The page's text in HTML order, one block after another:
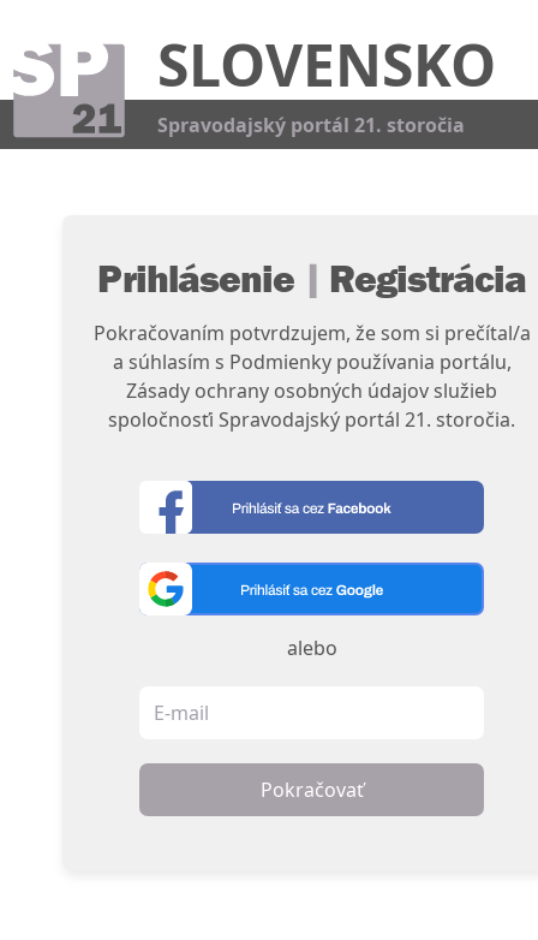
SLOVENSKO
Spravodajský portál 21. storočia
Prihlásenie | Registrácia
Pokračovaním potvrdzujem, že som si prečítal/a
a súhlasím s Podmienky používania portálu,
Zásady ochrany osobných údajov služieb
spoločnosťi Spravodajský portál 21. storočia.
alebo
Pokračovať